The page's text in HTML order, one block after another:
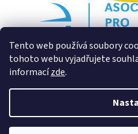
Tento web používá soubory
tohoto webu vyjadřujete
informacízde.